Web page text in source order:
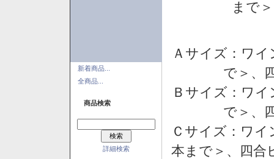
新着商品...
全商品...
商品検索
詳細検索
まで
Ａサイズ：ワ
で＞、
Ｂサイズ：ワ
で＞、
Ｃサイズ：ワイ
本まで＞、四